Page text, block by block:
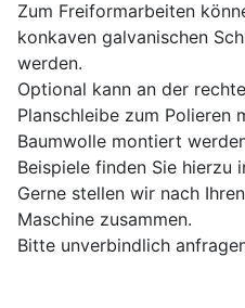
Zum Freiformarbeiten
konkaven galvanischen
werden.
Optional kann an der
Planschleibe zum Polieren
Baumwolle montiert
Beispiele finden Sie hierzu
Gerne stellen wir nach
Maschine zusammen.
Bitte unverbindlich